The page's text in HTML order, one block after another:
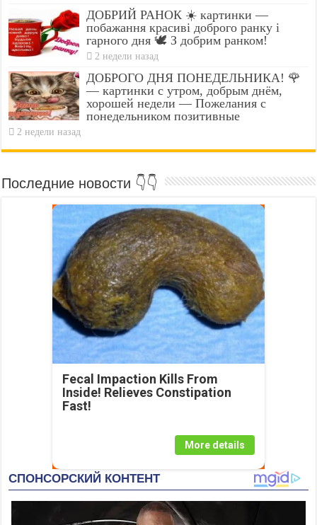
ДОБРИЙ РАНОК ☀️ картинки —
побажання красиві доброго ранку і
гарного дня 🕊️ З добрим ранком!
2 недели назад
ДОБРОГО ДНЯ ПОНЕДЕЛЬНИКА! 🌹
— картинки с утром, добрым днём,
хорошей недели — Пожелания с
понедельником позитивные
2 недели назад
Последние новости 👇👇
Fecal Impaction Kills From
Inside! Relieves Constipation
Fast!
More details